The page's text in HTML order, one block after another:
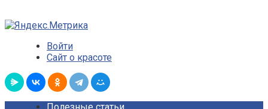
Войти
Сайт о красоте